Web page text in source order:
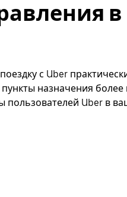
в
с Uber
назначения
Uber в